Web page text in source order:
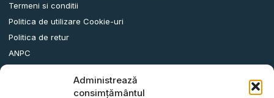
Administrează
consimțământul
Termeni si conditii
Politica de utilizare Cookie-uri
Politica de retur
ANPC